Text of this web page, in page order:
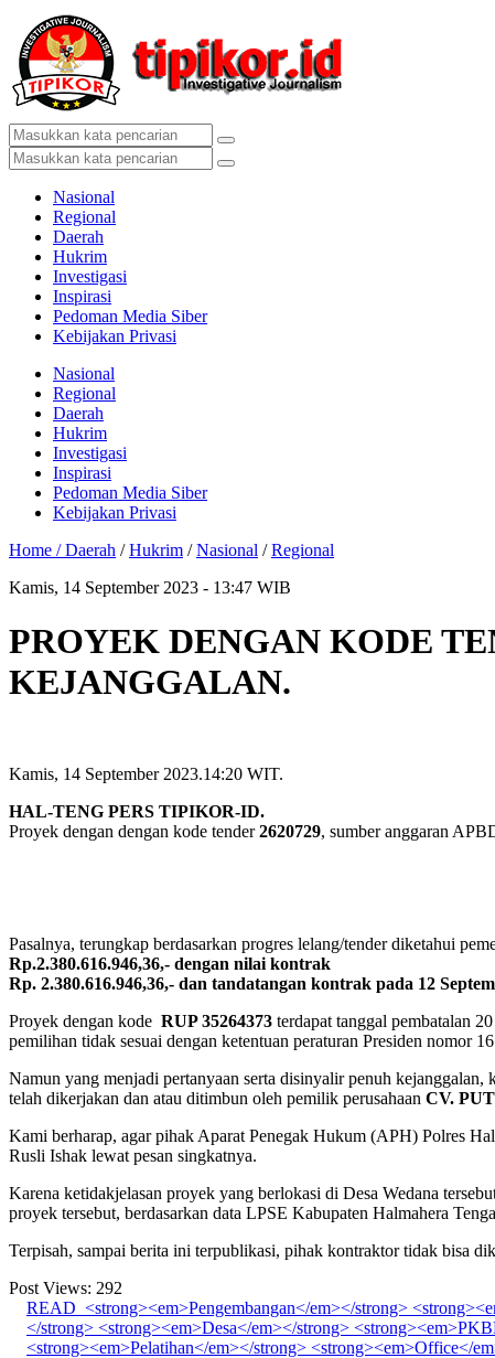
Nasional
Regional
Daerah
Hukrim
Investigasi
Inspirasi
Pedoman Media Siber
Kebijakan Privasi
Nasional
Regional
Daerah
Hukrim
Investigasi
Inspirasi
Pedoman Media Siber
Kebijakan Privasi
Home /Daerah /Hukrim /Nasional /Regional
Kamis, 14 September 2023 - 13:47 WIB
PROYEK DENGAN KODE
KEJANGGALAN.
Kamis, 14 September 2023.14:20 WIT.
HAL-TENG PERS TIPIKOR-ID.
Proyek dengan dengan kode tender2620729, sumber anggaran
Pasalnya, terungkap berdasarkan progres lelang/tender diketahui
Rp.2.380.616.946,36,- dengan nilai kontrak
Rp. 2.380.616.946,36,- dan tandatangan kontrak pada 12
Proyek dengan kode RUP 35264373 terdapat tanggal pembatalan
pemilihan tidak sesuai dengan ketentuan peraturan Presiden nomor
Namun yang menjadi pertanyaan serta disinyalir penuh
telah dikerjakan dan atau ditimbun oleh pemilik perusahaan CV.
Kami berharap, agar pihak Aparat Penegak Hukum (APH) Polres
Rusli Ishak lewat pesan singkatnya.
Karena ketidakjelasan proyek yang berlokasi di Desa Wedana
proyek tersebut, berdasarkan data LPSE Kabupaten Halmahera
Terpisah, sampai berita ini terpublikasi, pihak kontraktor tidak bisa
Post Views: 292
READ <strong><em>Pengembangan</em></strong>
</strong> <strong><em>Desa</em></strong>
<strong><em>Pelatihan</em></strong> <strong><em>Office</